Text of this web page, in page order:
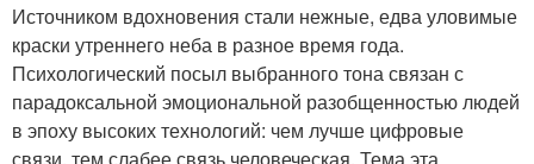
Источником вдохновения стали нежные, едва уловимые
краски утреннего неба в разное время года.
Психологический посыл выбранного тона связан с
парадоксальной эмоциональной разобщенностью людей
в эпоху высоких технологий: чем лучше цифровые